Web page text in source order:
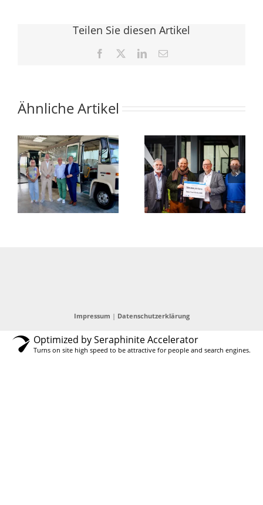
Teilen Sie diesen Artikel
Facebook LinkedIn
E-
Ähnliche Artikel
Minister
übergibt
Fördermittelbescheid
Das
Deutschland-
Ticket
Impressum | Datenschutzerklärung
Optimized by Seraphinite Accelerator
Turns on site high speed to be attractive for people and search engines.